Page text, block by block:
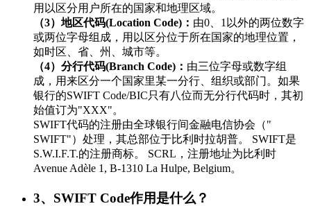
用以区分用户所在的国家和地理区域。
（3）地区代码(Location Code)： 由0、1以外的两位数字
或两位字母组成，用以区分位于所在国家的地理位置，
如时区、省、州、城市等。
（4）分行代码(Branch Code)： 由三位字母或数字组
成，用来区分一个国家里某一分行、组织或部门。如果
银行的SWIFT Code/BIC只有八位而无分行代码时，其初
始值订为"XXX"。
SWIFT代码的注册由全球银行间金融电信协会（"
SWIFT"）处理，其总部位于比利时拉胡普。 SWIFT是
S.W.I.F.T.的注册商标。 SCRL，注册地址为比利时
Avenue Adèle 1, B-1310 La Hulpe, Belgium。
3、SWIFT Code作用是什么？